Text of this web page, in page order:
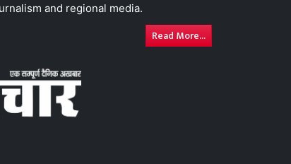
and regional media.
Read More...